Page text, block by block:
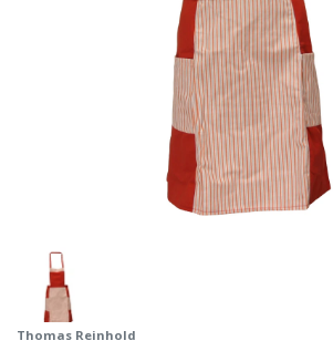
Thomas Reinhold